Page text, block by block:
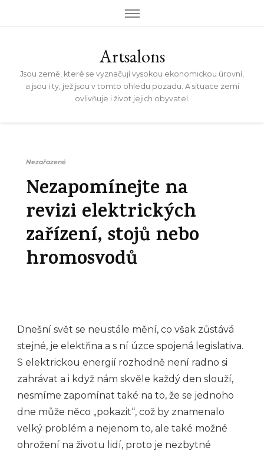
Artsalons
Jsou země, které se vyznačují vysokou ekonomickou úrovní,
a jsou i ty, jež jsou v tomto ohledu pozadu. A situace zemí
ovlivňuje i život jejich obyvatel.
Nezařazené
Nezapomínejte na
revizi elektrických
zařízení, stojů nebo
hromosvodů
Dnešní svět se neustále mění, co však zůstává
stejné, je elektřina a s ní úzce spojená legislativa.
S elektrickou energií rozhodně není radno si
zahrávat a i když nám skvěle každý den slouží,
nesmíme zapomínat také na to, že se jednoho
dne může něco „pokazit“, což by znamenalo
velký problém a nejenom to, ale také možné
ohrožení na životu lidí, proto je nezbytné